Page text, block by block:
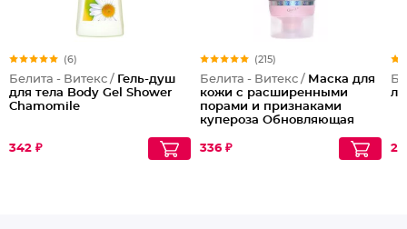
(6)
Белита - Витекс / Гель-душ
для тела Body Gel Shower
Chamomile
342 ₽
(215)
Белита - Витекс / Маска для
кожи с расширенными
порами и признаками
купероза Обновляющая
336 ₽